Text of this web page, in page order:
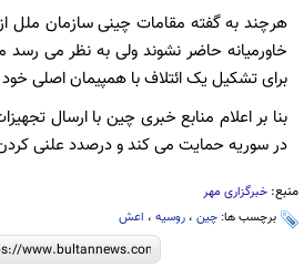
هرچند به گفته مقامات چینی سازمان ملل
خاورمیانه حاضر نشوند ولی به نظر می
برای تشکیل یک ائتلاف با همپیمان اصلی
بنا بر اعلام منابع خبری چین با ارسال
در سوریه حمایت می کند و درصدد علنی
منبع: خبرگزاری مهر
برچسب ها: چین ، روسیه ، اعش